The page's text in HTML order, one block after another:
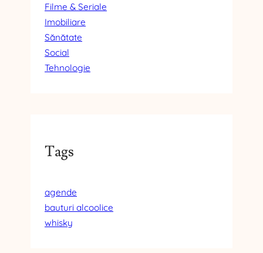
Filme & Seriale
Imobiliare
Sănătate
Social
Tehnologie
Tags
agende
bauturi alcoolice
whisky